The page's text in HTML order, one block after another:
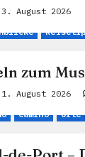
3. August 2026
zum
1. August 2026
Camino Orte